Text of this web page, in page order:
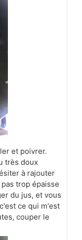
et poivrer.
très doux
à rajouter
trop épaisse
du jus, et vous
ce qui m'est
couper le